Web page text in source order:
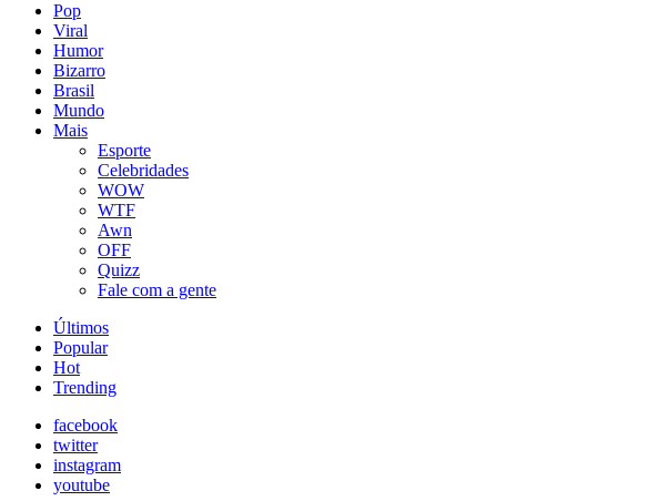
Pop
Viral
Humor
Bizarro
Brasil
Mundo
Mais
Esporte
Celebridades
WOW
WTF
Awn
OFF
Quizz
Fale com a gente
Últimos
Popular
Hot
Trending
facebook
twitter
instagram
youtube